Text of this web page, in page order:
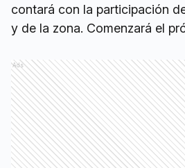
contará con la participación
y de la zona. Comenzará el
Ads